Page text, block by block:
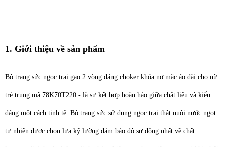
1. Giới thiệu về sản phẩm
Bộ trang sức ngọc trai gạo 2 vòng dáng choker khóa nơ mặc áo dài cho nữ
trẻ trung mã 78K70T220 - là sự kết hợp hoàn hảo giữa chất liệu và kiểu
dáng một cách tinh tế. Bộ trang sức sử dụng ngọc trai thật nuôi nước ngọt
tự nhiên được chọn lựa kỹ lưỡng đảm bảo độ sự đồng nhất về chất